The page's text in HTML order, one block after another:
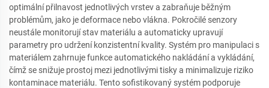
optimální přilnavost jednotlivých vrstev a zabraňuje běžným
problémům, jako je deformace nebo vlákna. Pokročilé senzory
neustále monitorují stav materiálu a automaticky upravují
parametry pro udržení konzistentní kvality. Systém pro manipulaci s
materiálem zahrnuje funkce automatického nakládání a vykládání,
čímž se snižuje prostoj mezi jednotlivými tisky a minimalizuje riziko
kontaminace materiálu. Tento sofistikovaný systém podporuje